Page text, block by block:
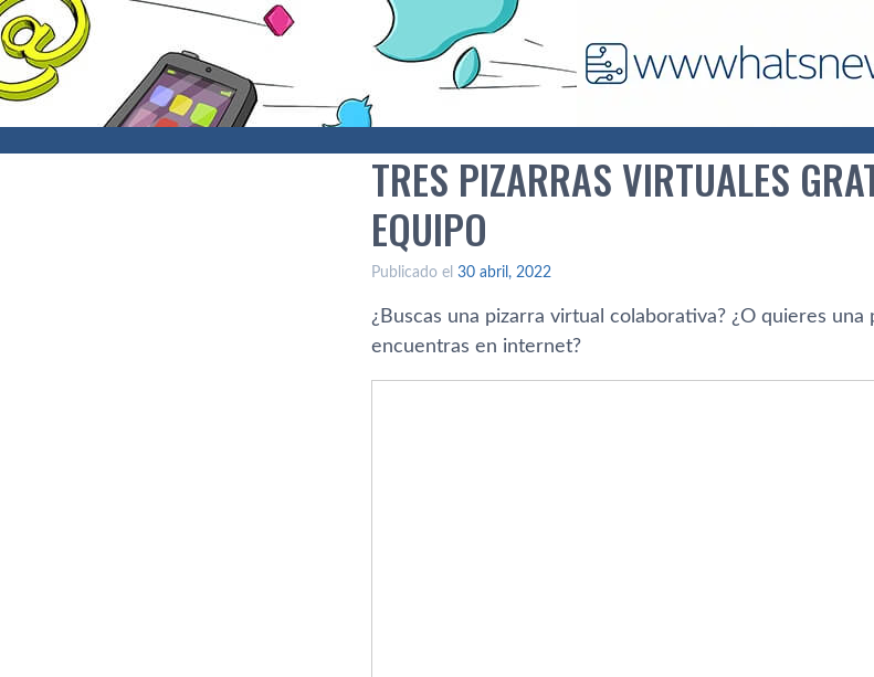
TRES PIZARRAS VIRTUALES
EQUIPO
Publicado el 30 abril, 2022
¿Buscas una pizarra virtual colaborativa? ¿O quieres
encuentras en internet?